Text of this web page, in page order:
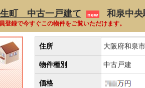
町 中古一戸建て new 和泉中央
登録で今すぐこの物件をご覧いただけます。
住所
大阪府和泉
物件種別
中古戸建
価格